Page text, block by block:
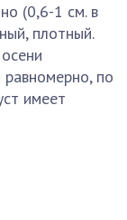
(0,6-1 см. в
плотный.
равномерно, по
имеет